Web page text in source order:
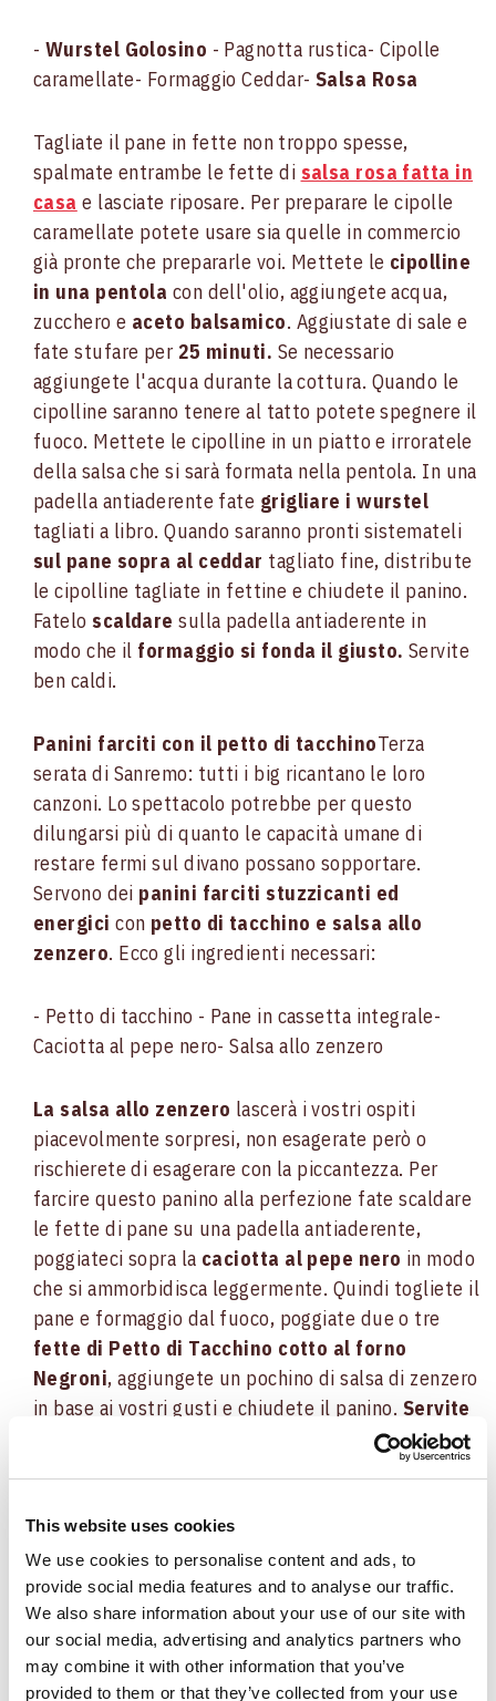
This website uses cookies
We use cookies to personalise content and ads, to
provide social media features and to analyse our traffic.
We also share information about your use of our site with
our social media, advertising and analytics partners who
may combine it with other information that you’ve
provided to them or that they’ve collected from your use
- Wurstel Golosino - Pagnotta rustica- Cipolle
caramellate- Formaggio Ceddar- Salsa Rosa
Tagliate il pane in fette non troppo spesse,
spalmate entrambe le fette di salsa rosa fatta in
casa e lasciate riposare. Per preparare le cipolle
caramellate potete usare sia quelle in commercio
già pronte che prepararle voi. Mettete le cipolline
in una pentola con dell'olio, aggiungete acqua,
zucchero e aceto balsamico. Aggiustate di sale e
fate stufare per25 minuti. Se necessario
aggiungete l'acqua durante la cottura. Quando le
cipolline saranno tenere al tatto potete spegnere il
fuoco. Mettete le cipolline in un piatto e irroratele
della salsa che si sarà formata nella pentola. In una
padella antiaderente fate grigliare i wurstel
tagliati a libro. Quando saranno pronti sistemateli
sul pane sopra al ceddar tagliato fine, distribute
le cipolline tagliate in fettine e chiudete il panino.
Fatelo scaldare sulla padella antiaderente in
modo che il formaggio si fonda il giusto. Servite
ben caldi.
Panini farciti con il petto di tacchinoTerza
serata di Sanremo: tutti i big ricantano le loro
canzoni. Lo spettacolo potrebbe per questo
dilungarsi più di quanto le capacità umane di
restare fermi sul divano possano sopportare.
Servono dei panini farciti stuzzicanti ed
energici con petto di tacchino e salsa allo
zenzero. Ecco gli ingredienti necessari:
- Petto di tacchino - Pane in cassetta integrale-
Caciotta al pepe nero- Salsa allo zenzero
La salsa allo zenzero lascerà i vostri ospiti
piacevolmente sorpresi, non esagerate però o
rischierete di esagerare con la piccantezza. Per
farcire questo panino alla perfezione fate scaldare
le fette di pane su una padella antiaderente,
poggiateci sopra la caciotta al pepe nero in modo
che si ammorbidisca leggermente. Quindi togliete il
pane e formaggio dal fuoco, poggiate due o tre
fette di Petto di Tacchino cotto al forno
Negroni, aggiungete un pochino di salsa di zenzero
in base ai vostri gusti e chiudete il panino. Servite
del Festival, i big si esibiranno con le cover. La
puntata sarà certamente più scorrevole e
divertente da seguire e allora, bando alle ciance,
servirà un panino farcito con la coppa! Ecco gli
ingredienti: